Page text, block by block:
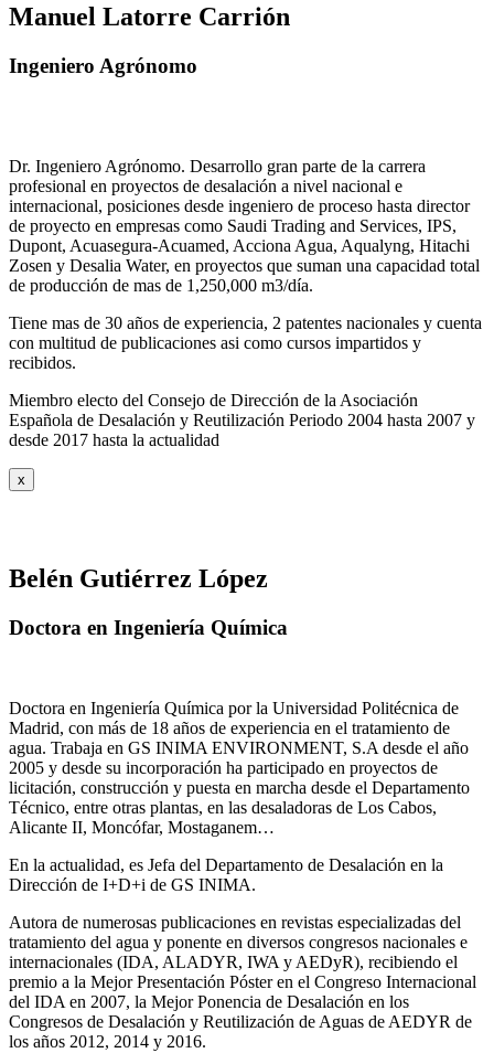
Manuel Latorre Carrión
Ingeniero Agrónomo
Dr. Ingeniero Agrónomo. Desarrollo gran parte de la carrera
profesional en proyectos de desalación a nivel nacional e
internacional, posiciones desde ingeniero de proceso hasta director
de proyecto en empresas como Saudi Trading and Services, IPS,
Dupont, Acuasegura-Acuamed, Acciona Agua, Aqualyng, Hitachi
Zosen y Desalia Water, en proyectos que suman una capacidad total
de producción de mas de 1,250,000 m3/día.
Tiene mas de 30 años de experiencia, 2 patentes nacionales y cuenta
con multitud de publicaciones asi como cursos impartidos y
recibidos.
Miembro electo del Consejo de Dirección de la Asociación
Española de Desalación y Reutilización Periodo 2004 hasta 2007 y
desde 2017 hasta la actualidad
x
Belén Gutiérrez López
Doctora en Ingeniería Química
Doctora en Ingeniería Química por la Universidad Politécnica de
Madrid, con más de 18 años de experiencia en el tratamiento de
agua. Trabaja en GS INIMA ENVIRONMENT, S.A desde el año
2005 y desde su incorporación ha participado en proyectos de
licitación, construcción y puesta en marcha desde el Departamento
Técnico, entre otras plantas, en las desaladoras de Los Cabos,
Alicante II, Moncófar, Mostaganem…
En la actualidad, es Jefa del Departamento de Desalación en la
Dirección de I+D+i de GS INIMA.
Autora de numerosas publicaciones en revistas especializadas del
tratamiento del agua y ponente en diversos congresos nacionales e
internacionales (IDA, ALADYR, IWA y AEDyR), recibiendo el
premio a la Mejor Presentación Póster en el Congreso Internacional
del IDA en 2007, la Mejor Ponencia de Desalación en los
Congresos de Desalación y Reutilización de Aguas de AEDYR de
los años 2012, 2014 y 2016.